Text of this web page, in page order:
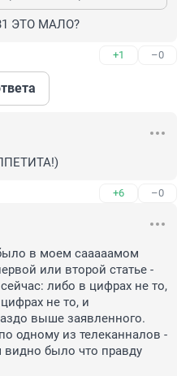
ЭТО МАЛО?
+1 –0
+6 –0
в моем сааааамом
или второй статье -
либо в цифрах не то,
не то, и
выше заявленного.
одному из телеканналов -
видно было что правду